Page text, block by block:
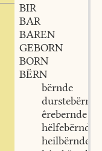
BIR
BAR
BAREN
GEBORN
BORN
BËRN
bërnde
durstebërnde
êrebernde
hëlfebërnde
heilbërnde